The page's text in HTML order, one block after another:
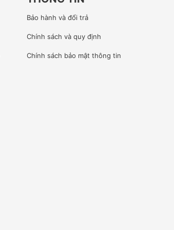
Bảo hành và đổi trả
Chính sách và quy định
Chính sách bảo mật thông tin